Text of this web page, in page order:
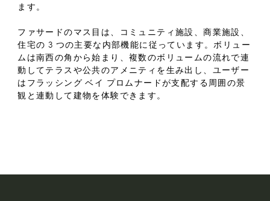
ます。
ファサードのマス目は、コミュニティ施設、商業施設、
住宅の 3 つの主要な内部機能に従っています。ボリュー
ムは南西の角から始まり、複数のボリュームの流れで連
動してテラスや公共のアメニティを生み出し、ユーザー
はフラッシング ベイ プロムナードが支配する周囲の景
観と連動して建物を体験できます。